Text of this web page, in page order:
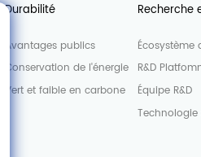
Durabilité
Avantages publics
Conservation de l'énergie
Vert et faible en carbone
Recherche
Écosystème
R&D
Équipe R&D